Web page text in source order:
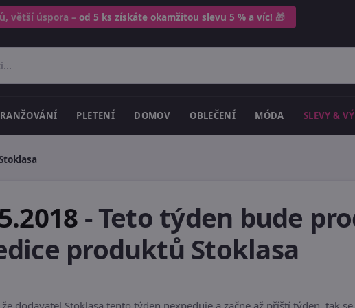
větší úspora –od 5 ks získáte okamžitou slevu 5 % a víc! 🎁
PLETENÍ DOMOV OBLEČENÍ MÓDA SLEVY &
-Teto týden bude
produktů Stoklasa